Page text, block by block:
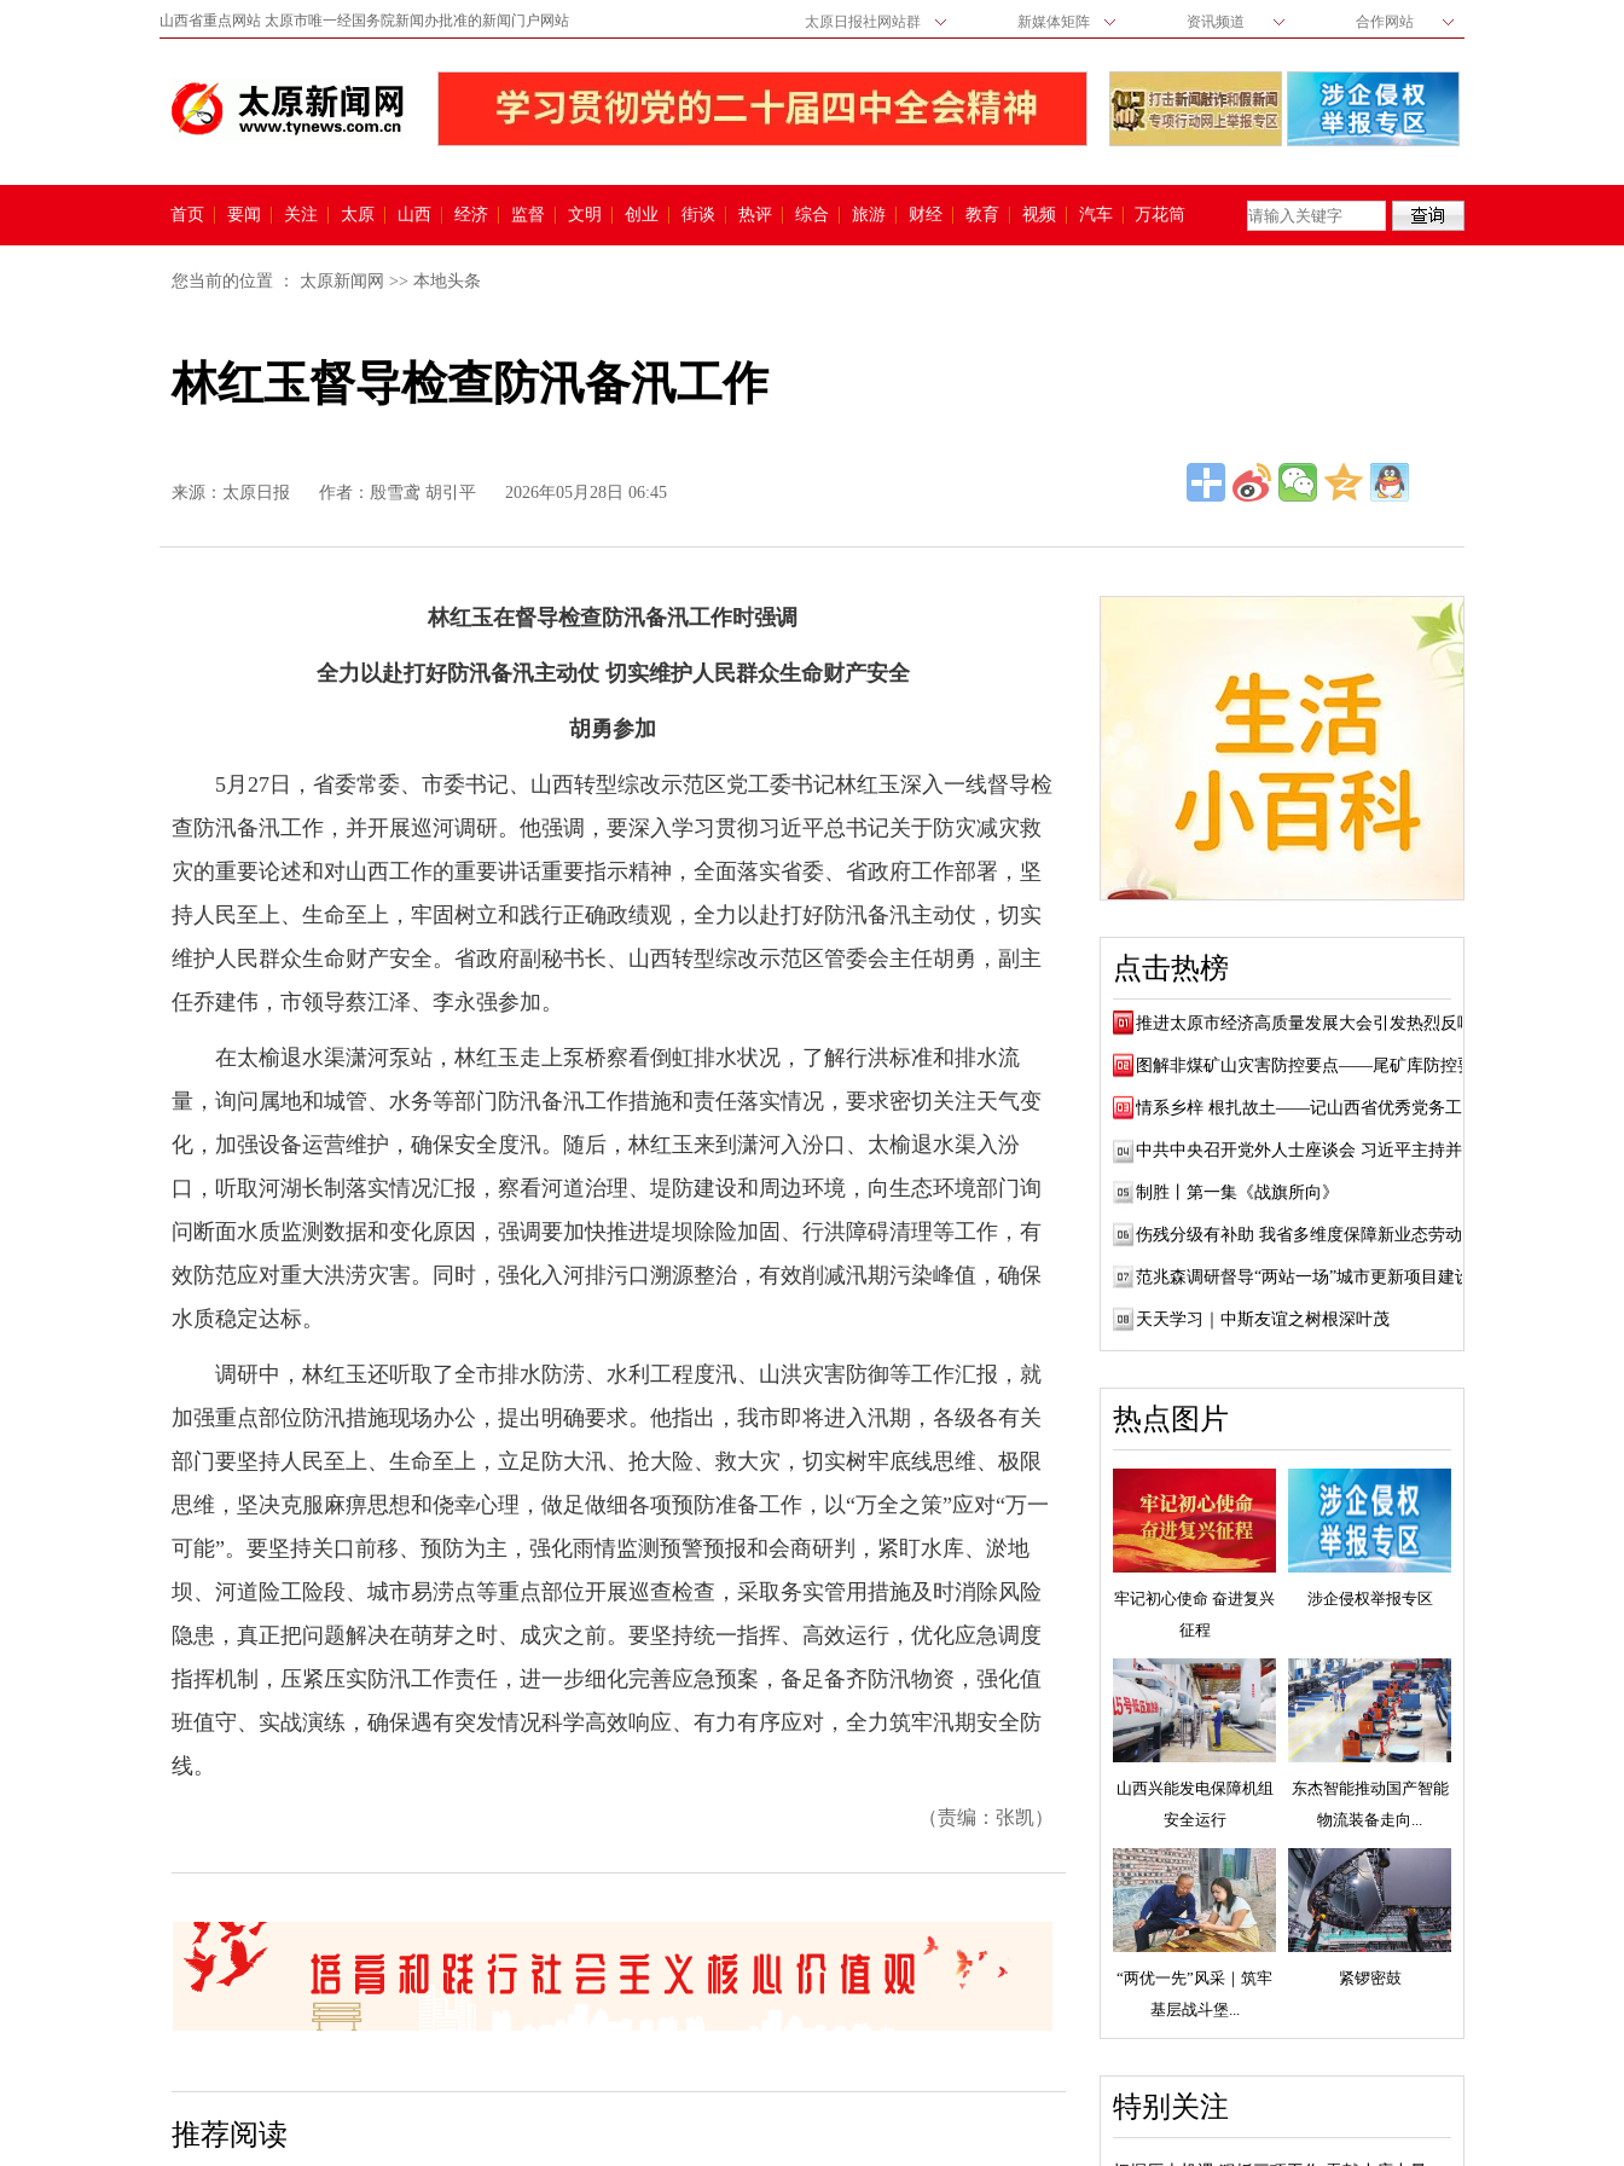
山西省重点网站 太原市唯一经国务院新闻办批准的新闻门户网站 太原日报社网站群 新媒体矩阵 资讯频道 合作网站
首页 要闻 关注 太原 山西 经济 监督 文明 创业 街谈 热评 综合 旅游 财经 教育 视频 汽车 万花筒
您当前的位置 ： 太原新闻网 >> 本地头条
林红玉督导检查防汛备汛工作
来源： 太原日报 作者：殷雪鸢 胡引平 2026年05月28日 06:45
林红玉在督导检查防汛备汛工作时强调
全力以赴打好防汛备汛主动仗 切实维护人民群众生命财产安全
胡勇参加
5月27日，省委常委、市委书记、山西转型综改示范区党工委书记林红玉深入一线督导检
查防汛备汛工作，并开展巡河调研。他强调，要深入学习贯彻习近平总书记关于防灾减灾救
灾的重要论述和对山西工作的重要讲话重要指示精神，全面落实省委、省政府工作部署，坚
持人民至上、生命至上，牢固树立和践行正确政绩观，全力以赴打好防汛备汛主动仗，切实
维护人民群众生命财产安全。省政府副秘书长、山西转型综改示范区管委会主任胡勇，副主
任乔建伟，市领导蔡江泽、李永强参加。
在太榆退水渠潇河泵站，林红玉走上泵桥察看倒虹排水状况，了解行洪标准和排水流
量，询问属地和城管、水务等部门防汛备汛工作措施和责任落实情况，要求密切关注天气变
化，加强设备运营维护，确保安全度汛。随后，林红玉来到潇河入汾口、太榆退水渠入汾
口，听取河湖长制落实情况汇报，察看河道治理、堤防建设和周边环境，向生态环境部门询
问断面水质监测数据和变化原因，强调要加快推进堤坝除险加固、行洪障碍清理等工作，有
效防范应对重大洪涝灾害。同时，强化入河排污口溯源整治，有效削减汛期污染峰值，确保
水质稳定达标。
调研中，林红玉还听取了全市排水防涝、水利工程度汛、山洪灾害防御等工作汇报，就
加强重点部位防汛措施现场办公，提出明确要求。他指出，我市即将进入汛期，各级各有关
部门要坚持人民至上、生命至上，立足防大汛、抢大险、救大灾，切实树牢底线思维、极限
思维，坚决克服麻痹思想和侥幸心理，做足做细各项预防准备工作，以“万全之策”应对“万一
可能”。要坚持关口前移、预防为主，强化雨情监测预警预报和会商研判，紧盯水库、淤地
坝、河道险工险段、城市易涝点等重点部位开展巡查检查，采取务实管用措施及时消除风险
隐患，真正把问题解决在萌芽之时、成灾之前。要坚持统一指挥、高效运行，优化应急调度
指挥机制，压紧压实防汛工作责任，进一步细化完善应急预案，备足备齐防汛物资，强化值
班值守、实战演练，确保遇有突发情况科学高效响应、有力有序应对，全力筑牢汛期安全防
线。
（责编：张凯）
推荐阅读
点击热榜
推进太原市经济高质量发展大会引发热烈反响
图解非煤矿山灾害防控要点——尾矿库防控要点
情系乡梓 根扎故土——记山西省优秀党务工作...
中共中央召开党外人士座谈会 习近平主持并发...
制胜丨第一集《战旗所向》
伤残分级有补助 我省多维度保障新业态劳动者...
范兆森调研督导“两站一场”城市更新项目建设
天天学习｜中斯友谊之树根深叶茂
热点图片
牢记初心使命 奋进复兴
征程
涉企侵权举报专区
山西兴能发电保障机组
安全运行
东杰智能推动国产智能
物流装备走向...
“两优一先”风采｜筑牢
基层战斗堡...
紧锣密鼓
特别关注